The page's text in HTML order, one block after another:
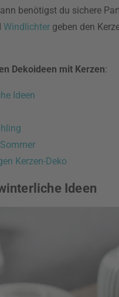
benötigst du sichere
Windlichter geben den
Dekoideen mit Kerzen:
Ideen
Kerzen-Deko
Ideen